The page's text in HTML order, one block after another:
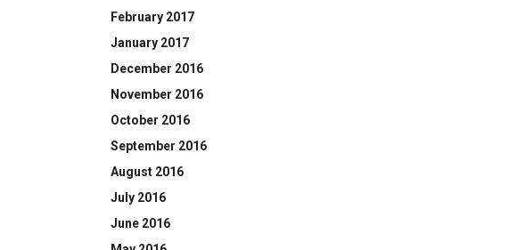
February 2017
January 2017
December 2016
November 2016
October 2016
September 2016
August 2016
July 2016
June 2016